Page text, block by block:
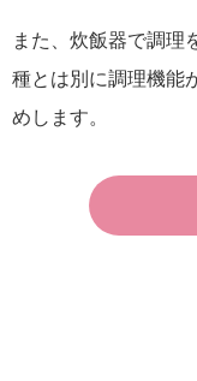
また、炊飯器で調理
種とは別に調理機能
めします。